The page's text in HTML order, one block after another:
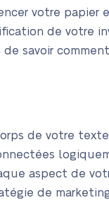
votre papier
de votre
savoir
de votre
aspect de
de marketing